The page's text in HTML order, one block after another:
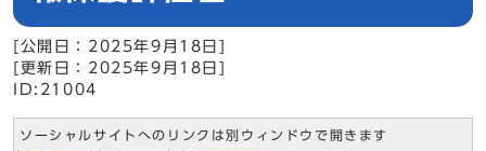
[公開日：2025年9月18日]
[更新日：2025年9月18日]
ID:21004
ソーシャルサイトへのリンクは別ウィンドウで開きます